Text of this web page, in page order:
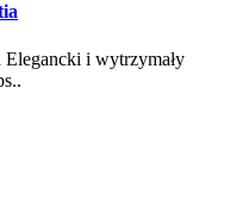
i wytrzymały